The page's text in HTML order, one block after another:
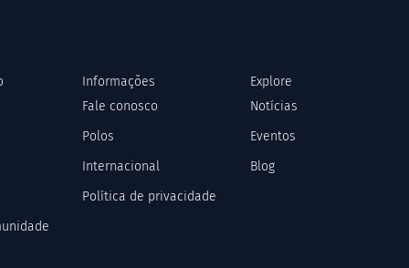
Informações
Fale conosco
Polos
Internacional
Política de privacidade
Explore
Notícias
Eventos
Blog